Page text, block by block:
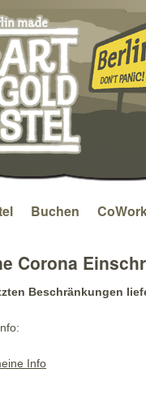
Buchen
Corona
Beschränkungen
Info